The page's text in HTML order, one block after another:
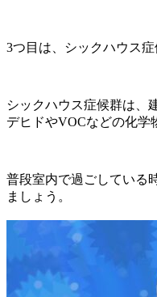
3つ目は、シックハウス症
シックハウス症候群は、
デヒドやVOCなどの化学
普段室内で過ごしている
ましょう。